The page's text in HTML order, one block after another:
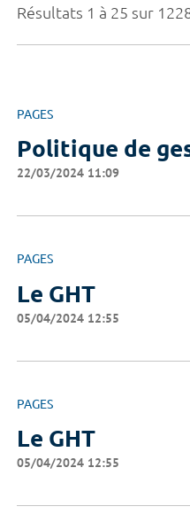
Résultats 1 à 25 sur
PAGES
Politique de
22/03/2024 11:09
PAGES
Le GHT
05/04/2024 12:55
PAGES
Le GHT
05/04/2024 12:55